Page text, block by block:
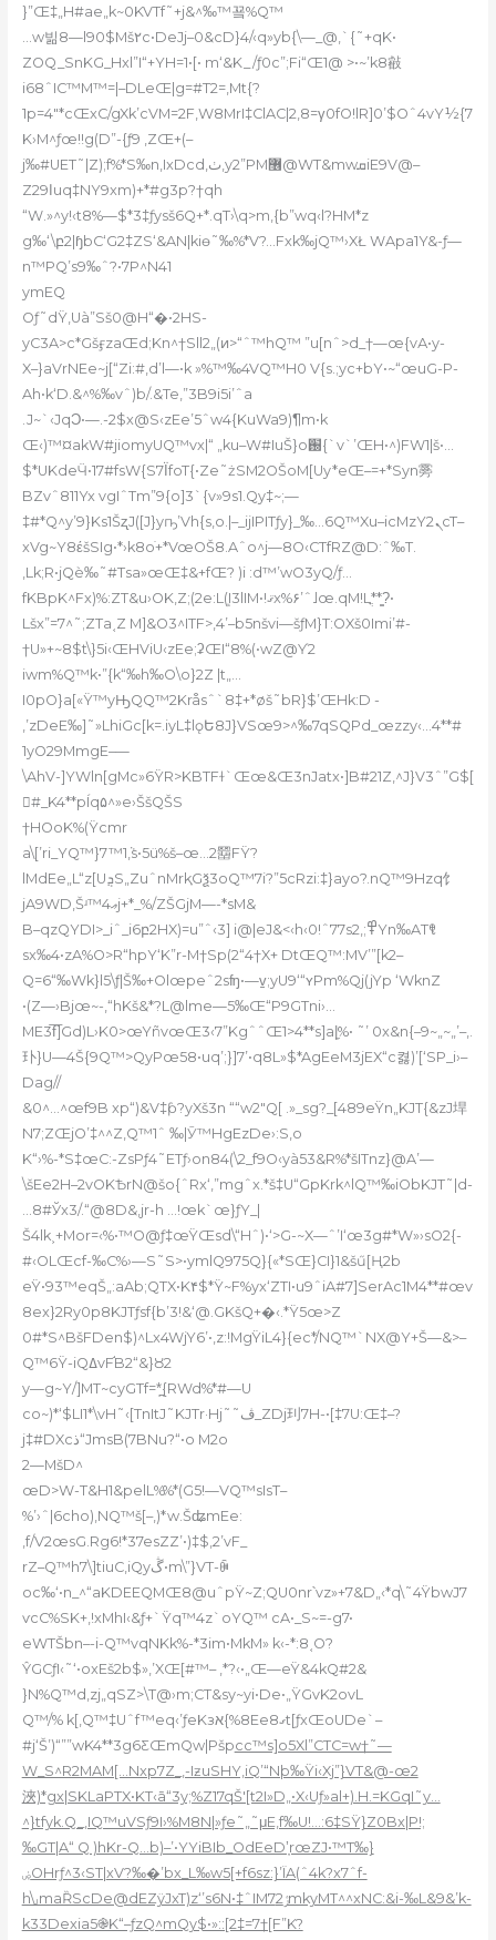
}”Œ‡„H#ae„k~0KVTf˜+j&^‰™꾴%Q™
…w빎8—l90$Mš۲c•DeJj–0&cD}4/‹q»yb{\—_@,`{˜+qK•
ZOQ_SnKG_Hxl”I“+YH=1•[• m‘&K_/ƒ0c”;Fi“Œ1@ >•~ʼk8㪫
i68ˆIC™M™=|–DLeŒ|g=#T2=,Mt{?
1p=4″*cŒxC/gXk’cVM=2F‚W8MrI‡ClAC|2‚8=γ0fO!lR]0’$Oˆ4vY½{7
K›M^ƒœ!!g(D”-{ƒ9 ‚ZŒ+(–
j‰#UET˜|Z);f%*S‰n ‚IxDcd, ٺ,y2”PM޶@WT&mwܩiE9V@–
Z29اuq‡NY9xm)+*#g3p?†qh
“W.»^y!‹t8%—$*3‡ƒysš6Q+*.qT›\q>m‚{b”wq‹l?HM*z
g‰‘\բ2|ɧbC‘G2‡ZS‘&AN|kiɵ˜‰%*V?…Fxk‰jQ™›XŁ WApa1Y&-ƒ—
n™PQ’s9‰ˆ?•7P^N41
ymEQ
Oƒ˜dŸ,Uà”Sš0@H“�•2HS-
yC3A>c*GšӻzaŒd;Kn^†Sll2„(ͷ>“ˆ™hQ™ ”u[nˆ>d_†—œ{vА•y-
X–}aVrNEe~j[“Zi:#,d’l—•k »%™‰4VQ™H0 V{s.;yc+bY•~“œuG-P-
Ah•k‘D.&^%‰vˆ)b/.&Te‚”3B9i5i’ˆa
.J~`‹JqϽ•—.-2$x@S‹zEe’5ˆw4{KuWa9)¶m•k
Œ‹)™¤akW#jiomyUQ™vx|“ „ku–W#IuŠ}o֐{`v`’ŒH•^)FW1|š•…
$*UKdeӴ•17#fsW{S7ΪfoT{•Ze˜żSM2OŠoM[Uy*eŒ–=+*Syn䨦
BZvˆ811Yx vgIˆTm”9{o]3`{v»9s1.Qy‡~;—
‡#*Q^y’9}Ks1ŠʐJ([J}yҧ’Vh{s,o.|–_ijIPITƒy}_‰…6Q™Xu–icMzYܢ2cT–
xVg~Y8έšSIg•*›k8oֺ+*VœOŠ8.Aˆo^j—8O‹CTfRZ@D:ˆ‰T.
‚Lk;R•jQѐ‰˜#Tsa»œŒ‡&+fŒ? )i :d™’wO3yQ/ƒ…
fKBpK^Fx)%:ZT&u›OK‚Z;(2e:Lܾ(I3lIM•!ޤx%۶’ˆ˩œ.qM!Lֳ**?̳•
Lšx”=7^˜;ZTa˱Z M]&O3^ITF>,4’–b5nšvi—šƒM}T:OXš0Imi’#-
†U»+~8$t\}5i‹ŒHViU‹zEe;ʡŒI“8%(•wZ@Ƴ2
iwm%Q™k•”{k“‰h‰O\o}2Z |t„…
I0pO}a[«Ÿ™yԢQQ™2Kråsˆ`8‡+*øš˜bR}$’ŒHk:D -
‚’zDeE‰]˜»LhiGc[k=.iyL‡lǫԵ8J}VSœ9>^‰7qSQPd_œzzy‹…4**#
1yO29MmgE–—
\AhV-]YWln[gMc»6ŸR>KBTFɫ`Œœ&Œ3nJatx•]B#21Z‚^J}V3ˆ”G$[
#_K4**pÍq۵^»e›ŠšQŠS
†HOoK%(Ÿcmr
a\[’ri_YQ™}7™1ܵ,s•5ü%š–œ…2羀FŸ?
lMdEe„L“z[UܯS„ZuˆnMrkָGѯ3oQ™7i?”5cRzi:‡}ayo?.nQ™9Hzq饣
jA9WD,Šʴ™4ޢj+*_%/ZŠGjM—-*sM&
B–qzQYDI>_iˆ_i6բ2HX)=u”ˆ‹3] i@|eJ&<‹h‹0!ˆ77s߾;,2Yn‰ATꁸ
sx‰4•zA%O>R“hpY‘K”r-M†Sp(2“4†X+ DtŒQ™:MV’”[k2–
Q=6“‰Wk}l5\ƒ|Š‰+Olœpeˆ2sʩ•—v̠;yU9‘“ʏPm%Qj(jYp ‘WknZ
•(Z—›Bjœ~-,“hKš&*?L @lme—5‰Œ“P9GTni›…
ME3f͞]Gd)L›K0>œYñvœŒ3‹7”KgˆˆŒ1>4**s]a|̼%• ˜’ 0x&n{–9~„~„’–,.
㺪}U—4Š{9Q™>QyPœ58•uq’;}]7’•q8L»$*AgEeM3jEX“c켫)’[‘SP_i›–
Dag//
&0^…^œf9B xp“)&V‡ƥ?yXš3n ““w2″Q[ .»_sg?_[489eŸn„KJT{&zJ垾
N7;ZŒjO’‡^^Z,Q™1ˆ ‰|Ӯ™HgEzDe›:S‚o
K“›%-*S‡œC:-ZsPƒ4˜ETƒ›on84(\2_f9O‹yà53&R%*šITnz}@A’—
\šEe2H–2vOKѢrN@šo{ˆRx‘,”mgˆx.*š‡U“GpKrk^lQ™‰iObKJT˜|d-
…8#Ўx3/.“@8D&,jr-h …!œk`œ}ƒY_|
Š4lk˲+Mor=‹%•™O@ƒ‡œŸŒsd\“Hˆ)•‘>G-~X—ˆ’I‘œ3g#*W»›sO2{-
#‹OLŒcf-‰C%›—S˜S>•ymlQ975Q}{«*SŒ}CI}1&šű[Ң2b
eŸ•93™eqŠ„:aAb;QTX•K۴$*Ÿ~F%yx‘ZTI•u9ˆiA#7]SerAc1M4**#œv
8ex}2Ry0p8KJTƒsf{b’3!&‘@.GKšQ+�‹.*Ÿ5œ>Z
0#*S^BšFDen$)^Lx4WjY6’•,z:!MgŸiL4}{ec*/NQ™`NX@Y+Š—&>–
Q™6Ÿ-iQߡvF֬B2“&}Ȣ2
y—g~Y/]MT~cyGTf=*̪{RWd%*#—U
co~)*‘$LI1*\vH˜‹[TnItJ˜KJTr·Hj˜˜ڤ_ZDj㺫7H-•[‡7U:Œ‡–?
j‡#DXcذ“JmsB(7BNu?“•o M2o
2—MšD^
œD>W-T&H1&pelL%%*(G5!—VQ™sIsT–
%’›ˆ|6cho),NQ™š[–,)*w.ŠʥmEe:
,f/V2œsG.Rg6!*37esZZ’•)‡$,2’vF_
rZ–Q™h7\]tiuC,iQyڴ•m\”}VT-ꍱ
oc‰‘•n_^“aKDEEQMŒ8@uˆpŸ~Z;QU0nr՝vz»+7&D„‹*q\˜4ŸbwJ7
ѵcC%SK+‚!xMhI‹&ƒ+`Ÿq™4z`oYQ™ cA•_S~=-g7•
eWTŠbn–-i-Q™vqNKk%-*3im•MkM» k‹-*:8˱O?
ŶGCƒI‹˜‘•oxEš2b$»‚’XŒ[#™– ,*?‹•„Œ—eŸ&4kQ#2&
}N%Q™d‚zj„qSZ>\T@›m;CT&sy~yi•De•„ŸGvK2ovL
Q™/% k[,Q™‡Uˆf™eq‹’ƒeKзא{%8Ee8ގt[ƒxŒoUDe`–
#j‘Šʼ)“””wK4**3g6ƸŒmQw|Pšpcc™s]o5Xl”CTC=w†˜—
W_S^R2MAM[…Nxp7Z_,-IƶuSHY,iQ’“Nþ‰Ÿi‹Xj”}VT&@-œ2
浹)*gx|SKLaPTX•KT‹ā“3y;%Z17qŠ'[t2I»D„•X‹Uƒ»al+).H.=KGqI˜y…
^}tfyk.Q_,IQ™uVSƒ9I›%M8N|»ƒe˜„˜μE,f‰U!…:6‡SŸ}Z0Bx|P!;
‰GT|A“ Q )hKr-Q…b)–’•YYiBIb_OdEeD’̦rœZJ•™T‰}
ۻOHrƒ^3‹ST| xV?‰�’bx_L‰w5[+f6sz:}’ÏA(ˆ4k?x7ˆf-
h\˼maȐScDe@dEZÿJxT)z‘’s6N•‡ˆIM7ݬ2mkyMT^^xNC:&i-‰L&9&’k-
k33Dexia5֎K“–ƒzQ^mQy$•»::[2‡=7†[F”K?